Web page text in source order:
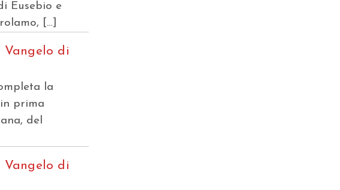
Eusebio e
[…]
Vangelo di
la
prima
del
Vangelo di